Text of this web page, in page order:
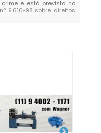
e está previsto no
9.610-98 sobre direitos